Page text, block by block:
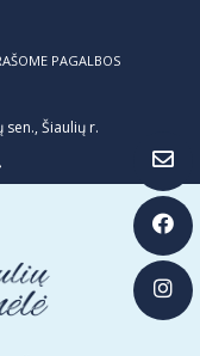
PAGALBOS
Šiaulių r.